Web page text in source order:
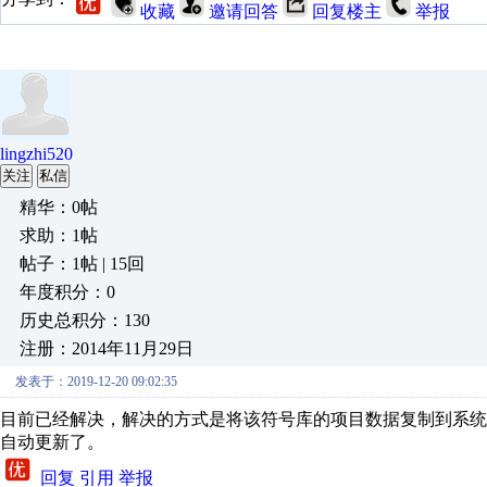
收藏 邀请回答 回复楼主 举报
lingzhi520
关注 私信
精华：0帖
求助：1帖
帖子：1帖 | 15回
年度积分：0
历史总积分：130
注册：2014年11月29日
发表于：2019-12-20 09:02:35
目前已经解决，解决的方式是将该符号库的项目数据复制到系
自动更新了。
回复 引用 举报